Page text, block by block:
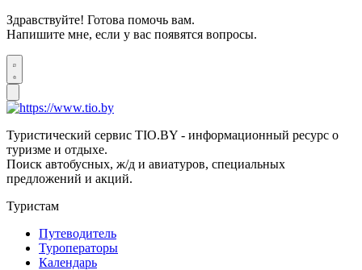
Здравствуйте! Готова помочь вам.
Напишите мне, если у вас появятся вопросы.
Туристический сервис TIO.BY - информационный ресурс о
туризме и отдыхе.
Поиск автобусных, ж/д и авиатуров, специальных
предложений и акций.
Туристам
Путеводитель
Туроператоры
Календарь